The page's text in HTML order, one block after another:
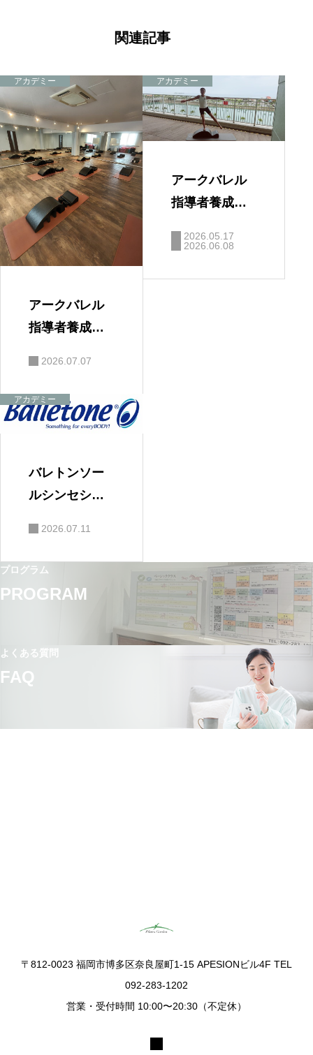
関連記事
アカデミー
アークバレル
指導者養成コ
2026.07.07
アカデミー
アークバレル
指導者養成コ
め切り）
2026.05.17
2026.06.08
アカデミー
バレトンソー
ルシンセシス
ご検討の方
へ）
2026.07.11
プログラム
PROGRAM
よくある質問
FAQ
〒812-0023 福岡市博多区奈良屋町1-15 APESIONビル4F TEL
092-283-1202
営業・受付時間 10:00〜20:30（不定休）